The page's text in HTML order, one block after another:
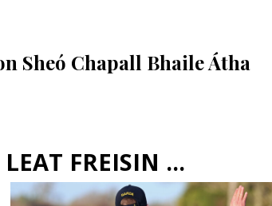
Sheó Chapall Bhaile Átha
FREISIN ...